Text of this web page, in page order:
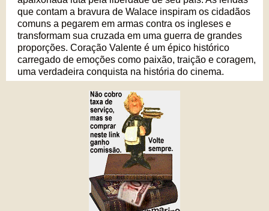
que contam a bravura de Walace inspiram os cidadãos
comuns a pegarem em armas contra os ingleses e
transformam sua cruzada em uma guerra de grandes
proporções. Coração Valente é um épico histórico
carregado de emoções como paixão, traição e coragem,
uma verdadeira conquista na história do cinema.